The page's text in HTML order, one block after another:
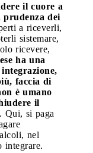
il cuore a
prudenza dei
a riceverli,
sistemare,
ricevere,
ha una
faccia di
è umano
il
. Qui, si paga
nel
integrare.